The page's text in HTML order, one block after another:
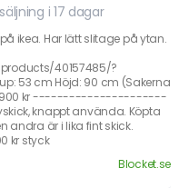
i 17 dagar
ikea. Har lätt slitage på ytan.
40157485/?
53 cm Höjd: 90 cm (Sakerna
900 kr ----------------------
knappt använda. Köpta
andra är i lika fint skick.
kr styck
Blocket.se